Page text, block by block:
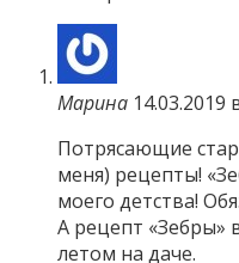
Марина 14.03.2019
Потрясающие
меня) рецепты!
моего детства!
А рецепт «Зебры»
летом на даче.